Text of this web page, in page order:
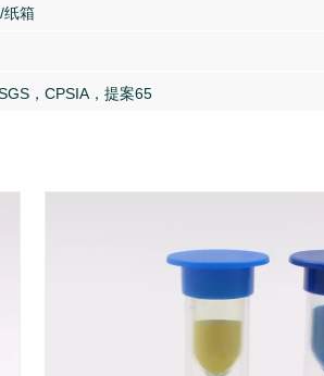
纸箱
，CPSIA，提案65